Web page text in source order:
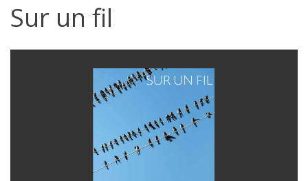
Sur un fil